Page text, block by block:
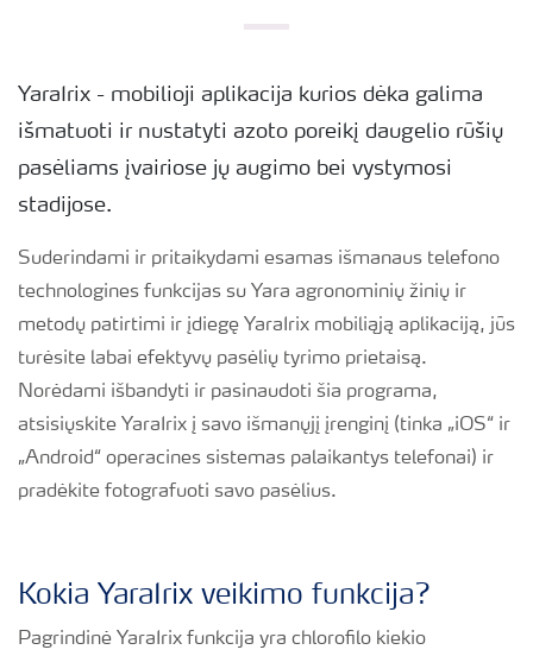
YaraIrix - mobilioji aplikacija kurios dėka galima
išmatuoti ir nustatyti azoto poreikį daugelio rūšių
pasėliams įvairiose jų augimo bei vystymosi
stadijose.
Suderindami ir pritaikydami esamas išmanaus telefono
technologines funkcijas su Yara agronominių žinių ir
metodų patirtimi ir įdiegę YaraIrix mobiliąją aplikaciją, jūs
turėsite labai efektyvų pasėlių tyrimo prietaisą.
Norėdami išbandyti ir pasinaudoti šia programa,
atsisiųskite YaraIrix į savo išmanųjį įrenginį (tinka „iOS“ ir
„Android“ operacines sistemas palaikantys telefonai) ir
pradėkite fotografuoti savo pasėlius.
Kokia YaraIrix veikimo funkcija?
Pagrindinė YaraIrix funkcija yra chlorofilo kiekio